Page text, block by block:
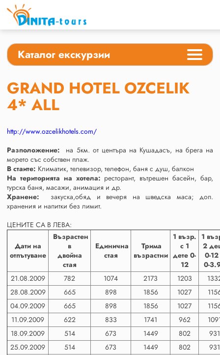
Каталог екскурзии
GRAND HOTEL OZCELIK
4* ALL
http://www.ozcelikhotels.com/
Разположение: на 5км. от центъра на Кушадасъ, на брега на
морето със собствен плаж.
В стаите: Климатик, телевизор, телефон, баня с душ, балкон
На територията на хотела: ресторант, вътрешен басейн, бар,
турска баня, масажи, анимация и др.
Хранене: закуска,обяд и вечеря на шведска маса; доп.
хранения и напитки без лимит.
ЦЕНИТЕ СА В ЛЕВА:
Дати на
отпътуване
Възрастен
в
двойна
стая
Единична
стая
Трима
възрастни
1 възр.
с 1
дете 0-
12
1
2
0-
0-
21.08.2009
782 1074 2173 1203
28.08.2009
665 898 1856 1027
04.09.2009
665 898 1856 1027
11.09.2009
622 833 1741 962
18.09.2009
514 673 1449 802
931
25.09.2009
514 673 1449 802
931